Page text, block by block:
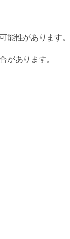
能性があります。
があります。